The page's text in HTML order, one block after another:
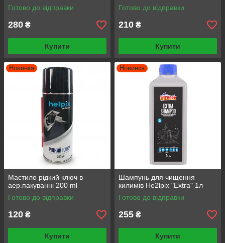
Готово до відправки
280 ₴
Купити
Готово до відправки
210 ₴
Купити
Новинка
Мастило рідкий ключ в
аер.пакуванні 200 ml
Готово до відправки
120 ₴
Купити
Новинка
Шампунь для чищення
килимів He2lpix "Extra" 1л
Готово до відправки
255 ₴
Купити